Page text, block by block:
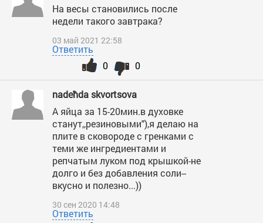
На весы становились после
недели такого завтрака?
03 май 2021 22:58
Ответить
0
0
nadeћda skvortsova
А яйца за 15-20мин.в духовке
станут,,резиновыми"),я делаю на
плите в сковороде с гренками с
теми же ингредиентами и
репчатым луком под крышкой-не
долго и без добавления соли--
вкусно и полезно...))
30 сен 2020 14:48
Ответить